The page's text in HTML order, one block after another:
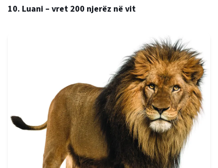
10. Luani – vret 200 njerëz në vit